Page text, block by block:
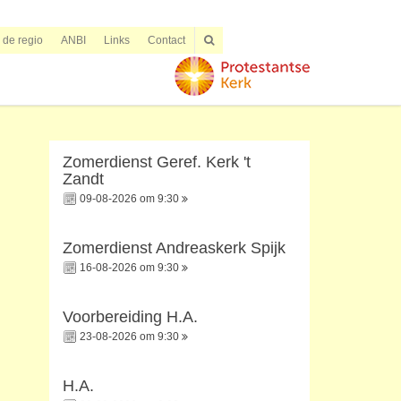
de regio ANBI Links Contact
Zomerdienst Geref. Kerk 't
Zandt
09-08-2026 om 9:30
Zomerdienst Andreaskerk Spijk
16-08-2026 om 9:30
Voorbereiding H.A.
23-08-2026 om 9:30
H.A.